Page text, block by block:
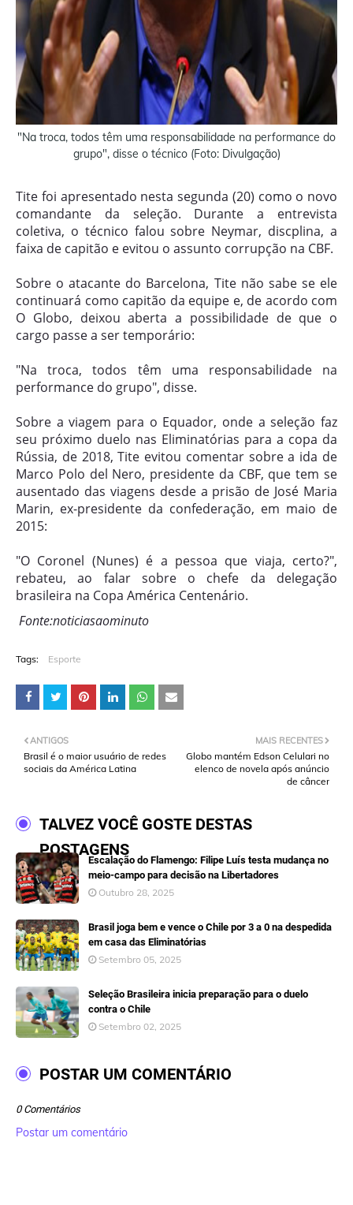
"Na troca, todos têm uma responsabilidade na performance do
grupo", disse o técnico (Foto: Divulgação)
Tite foi apresentado nesta segunda (20) como o novo
comandante da seleção. Durante a entrevista
coletiva, o técnico falou sobre Neymar, discplina, a
faixa de capitão e evitou o assunto corrupção na CBF.
Sobre o atacante do Barcelona, Tite não sabe se ele
continuará como capitão da equipe e, de acordo com
O Globo, deixou aberta a possibilidade de que o
cargo passe a ser temporário:
"Na troca, todos têm uma responsabilidade na
performance do grupo", disse.
Sobre a viagem para o Equador, onde a seleção faz
seu próximo duelo nas Eliminatórias para a copa da
Rússia, de 2018, Tite evitou comentar sobre a ida de
Marco Polo del Nero, presidente da CBF, que tem se
ausentado das viagens desde a prisão de José Maria
Marin, ex-presidente da confederação, em maio de
2015:
"O Coronel (Nunes) é a pessoa que viaja, certo?",
rebateu, ao falar sobre o chefe da delegação
brasileira na Copa América Centenário.
Fonte:noticiasaominuto
Tags: Esporte
MAIS RECENTES
Globo mantém Edson Celulari no
elenco de novela após anúncio
de câncer
ANTIGOS
Brasil é o maior usuário de redes
sociais da América Latina
TALVEZ VOCÊ GOSTE DESTAS
POSTAGENS
Escalação do Flamengo: Filipe Luís testa mudança no
meio-campo para decisão na Libertadores
Outubro 28, 2025
Brasil joga bem e vence o Chile por 3 a 0 na despedida
em casa das Eliminatórias
Setembro 05, 2025
Seleção Brasileira inicia preparação para o duelo
contra o Chile
Setembro 02, 2025
POSTAR UM COMENTÁRIO
0 Comentários
Postar um comentário